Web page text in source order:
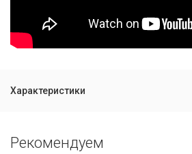
Характеристики
Рекомендуем